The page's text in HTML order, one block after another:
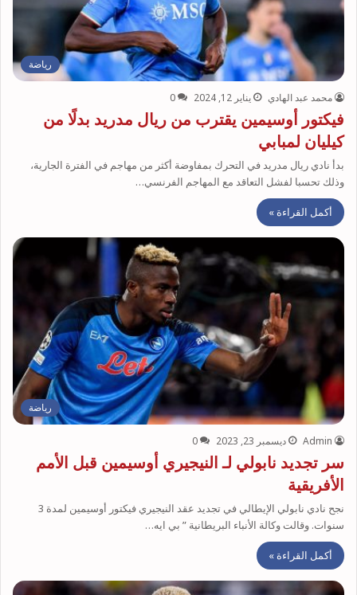
رياضة
محمد عبد الهادي يناير 12, 2024 0
فيكتور أوسيمين يقترب من ريال مدريد بدلًا من
كيليان لمبابي
بدأ نادي ريال مدريد في التحرك بمفاوضة أكثر من مهاجم في الفترة الجارية،
وذلك تحسبا لفشل التعاقد مع المهاجم الفرنسي…
أكمل القراءة »
رياضة
Admin ديسمبر 23, 2023 0
سر تجديد نابولي لـ النيجيري أوسيمين قبل الأمم
الأفريقية
نجح نادي نابولي الإيطالي في تجديد عقد النيجيري فيكتور أوسيمين لمدة 3
سنوات. وقالت وكالة الأنباء البريطانية ” بي ايه…
أكمل القراءة »